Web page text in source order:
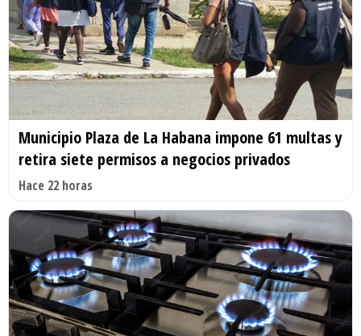
Municipio Plaza de La Habana impone 61 multas y
retira siete permisos a negocios privados
Hace 22 horas